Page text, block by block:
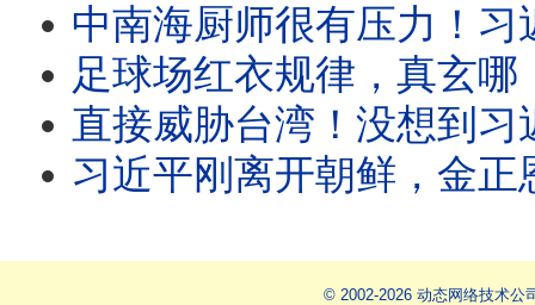
中南海厨师很有压力！习近平和中共高层吃得不简单；国宴后厨也不易：政审、剃光
足球场红衣规律，真玄哪！西班牙夺冠不是偶然，这场胜利是从一个训练营走出来的；
直接威胁台湾！没想到习近平这么坏！美伊战争来到最危险关口？川普授意全面升级
习近平刚离开朝鲜，金正恩就下密令！揭开中朝“貌合神离”的利益真相；海外爆
© 2002-2026 动态网络技术公